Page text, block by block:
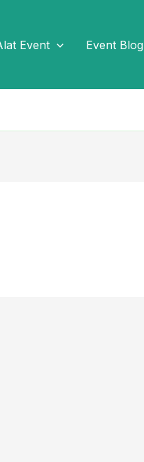
Event Event Blog